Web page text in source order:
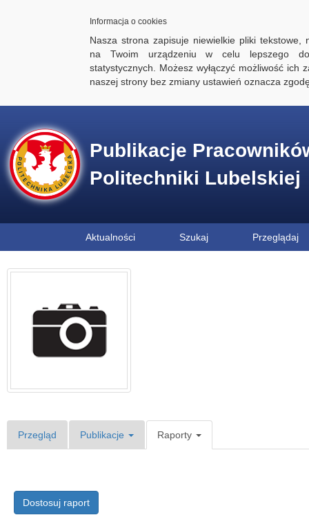
Informacja o cookies
Nasza strona zapisuje niewielkie pliki tekstowe,
na Twoim urządzeniu w celu lepszego
statystycznych. Możesz wyłączyć możliwość ich
naszej strony bez zmiany ustawień oznacza
Publikacje
Politechniki Lubelskiej
Aktualności Szukaj Przeglądaj
Przegląd Publikacje Raporty
Dostosuj raport